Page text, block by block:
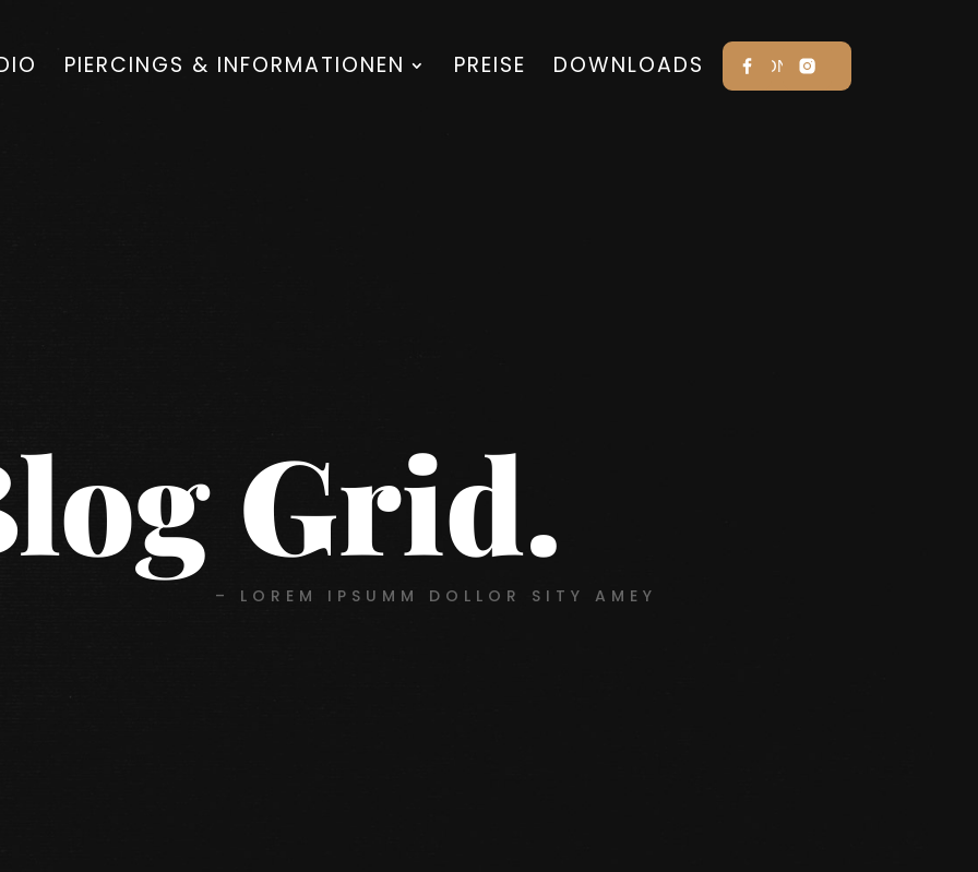
PIERCINGS & INFORMATIONEN PREISE DOWNLOADS KONTAKT
Grid.
– LOREM IPSUMM DOLLOR SITY AMEY